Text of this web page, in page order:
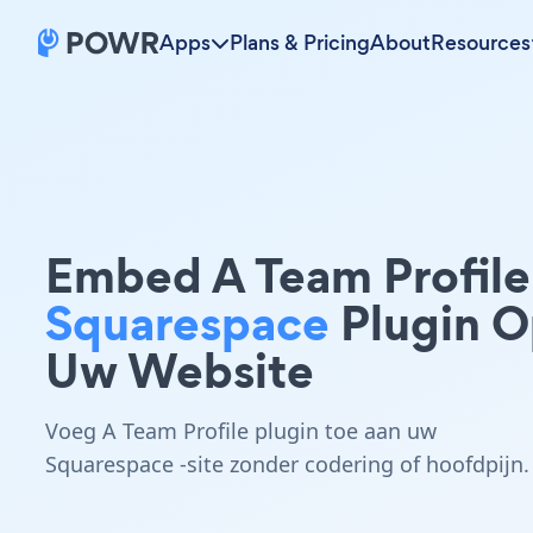
Apps Plans & PricingAboutResources
Embed A Team Profile
Squarespace Plugin
Uw Website
Voeg A Team Profile plugin toe aan uw
Squarespace -site zonder codering of hoofdpijn.